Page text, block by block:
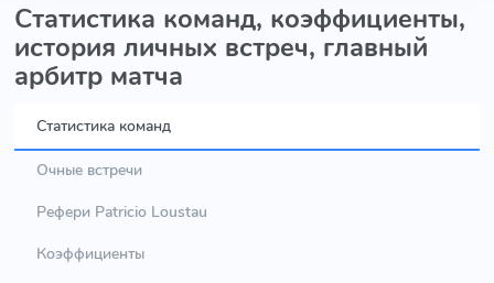
Статистика команд, коэффициенты,
история личных встреч, главный
арбитр матча
Статистика команд
Очные встречи
Рефери Patricio Loustau
Коэффициенты